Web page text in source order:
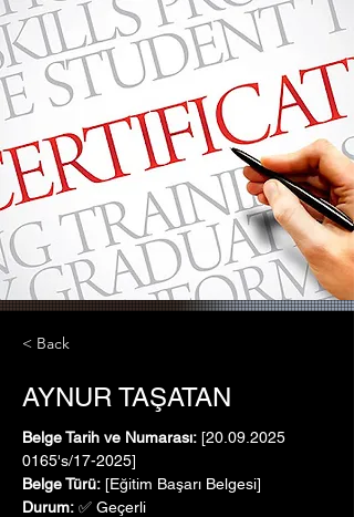
< Back
AYNUR TAŞATAN
Belge Tarih ve Numarası: [20.09.2025
0165's/17-2025]
Belge Türü: [Eğitim Başarı Belgesi]
Durum: ✅ Geçerli